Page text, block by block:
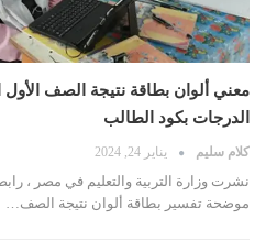
الدرجات بكود الطالب
كلام سليم يناير 24, 2024
موضحة تفسير بطاقة ألوان نتيجة الصف…